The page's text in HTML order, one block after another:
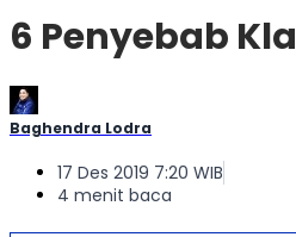
6 Penyebab
Baghendra Lodra
17 Des 2019 7:20 WIB
4 menit baca